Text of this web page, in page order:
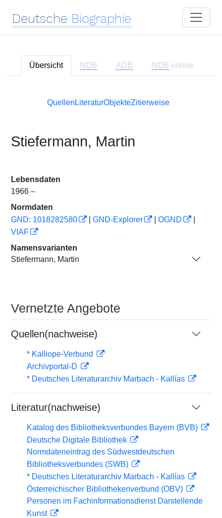
Deutsche Biographie
Übersicht NDB ADB NDB-online
Quellen LiteraturObjekteZitierweise
Stiefermann, Martin
Lebensdaten
1966 –
Normdaten
GND: 1018282580
GND-Explorer OGND
VIAF
Namensvarianten
Stiefermann, Martin
Vernetzte Angebote
Quellen(nachweise)
* Kalliope-Verbund
Archivportal-D
* Deutsches Literaturarchiv Marbach - Kallías
Literatur(nachweise)
Katalog des Bibliotheksverbundes Bayern (BVB)
Deutsche Digitale Bibliothek
Normdateneintrag des Südwestdeutschen
Bibliotheksverbundes (SWB)
* Deutsches Literaturarchiv Marbach - Kallías
Österreichischer Bibliothekenverbund (OBV)
Personen im Fachinformationsdienst Darstellende
Kunst